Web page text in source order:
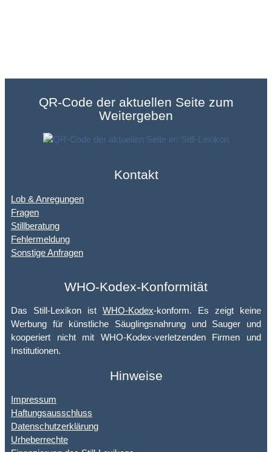
QR-Code der aktuellen Seite zum
Weitergeben
Kontakt
Lob & Anregungen
Fragen
Stillberatung
Fehlermeldung
Sonstige Anfragen
WHO-Kodex-Konformität
Das Still-Lexikon ist WHO-Kodex-konform. Es zeigt keine
Werbung für künstliche Säuglingsnahrung und Sauger und
kooperiert nicht mit WHO-Kodex-verletzenden Firmen und
Institutionen.
Hinweise
Impressum
Haftungsausschluss
Datenschutzerklärung
Urheberrechte